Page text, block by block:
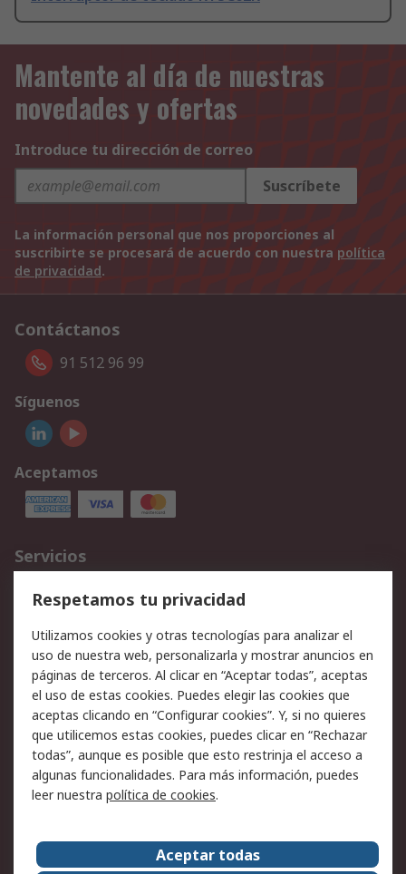
Mantente al día de nuestras
novedades y ofertas
Introduce tu dirección de correo
Suscríbete
La información personal que nos proporciones al
suscribirte se procesará de acuerdo con nuestra política
de privacidad.
Contáctanos
91 512 96 99
Síguenos
Aceptamos
Servicios
Cómo realizar pedidos
Devoluciones
Facturación y pago
Ofertas
Soporte técnico
Legal
Aviso legal
Política de privacidad -
Actualizada
Política sobre cookies
Seguridad de emails
Certificaciones de
Condiciones de venta
Acerca de RS
Respetamos tu privacidad
Utilizamos cookies y otras tecnologías para analizar el
uso de nuestra web, personalizarla y mostrar anuncios en
páginas de terceros. Al clicar en “Aceptar todas”, aceptas
el uso de estas cookies. Puedes elegir las cookies que
aceptas clicando en “Configurar cookies”. Y, si no quieres
que utilicemos estas cookies, puedes clicar en “Rechazar
todas”, aunque es posible que esto restrinja el acceso a
algunas funcionalidades. Para más información, puedes
leer nuestra política de cookies.
Aceptar todas